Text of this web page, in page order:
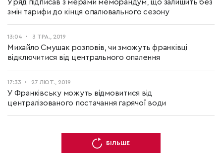
Уряд підписав з мерами меморандум, що залишить без
змін тарифи до кінця опалювального сезону
13:04 3 ТРА., 2019
Михайло Смушак розповів, чи зможуть франківці
відключитися від центрального опалення
17:33 27 ЛЮТ., 2019
У Франківську можуть відмовитися від
централізованого постачання гарячої води
БІЛЬШЕ